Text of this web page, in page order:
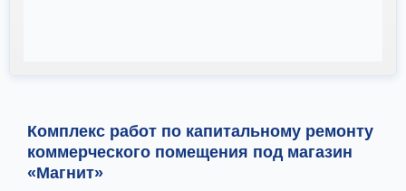
Комплекс работ по капитальному ремонту
коммерческого помещения под магазин
«Магнит»